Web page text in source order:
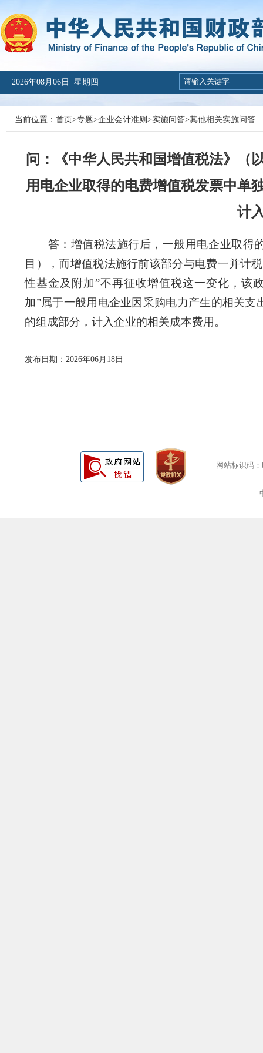
2026年08月06日 星期四
当前位置： 首页>专题>企业会计准则 >实施问答>其他相关实施问答
问：《中华人民共和国增值税法》（
用电企业取得的电费增值税发票中单
计
答：增值税法施行后，一般用电企业取得的
目），而增值税法施行前该部分与电费一并计
性基金及附加”不再征收增值税这一变化，该
加”属于一般用电企业因采购电力产生的相关
的组成部分，计入企业的相关成本费用。
发布日期：2026年06月18日
网站标识码